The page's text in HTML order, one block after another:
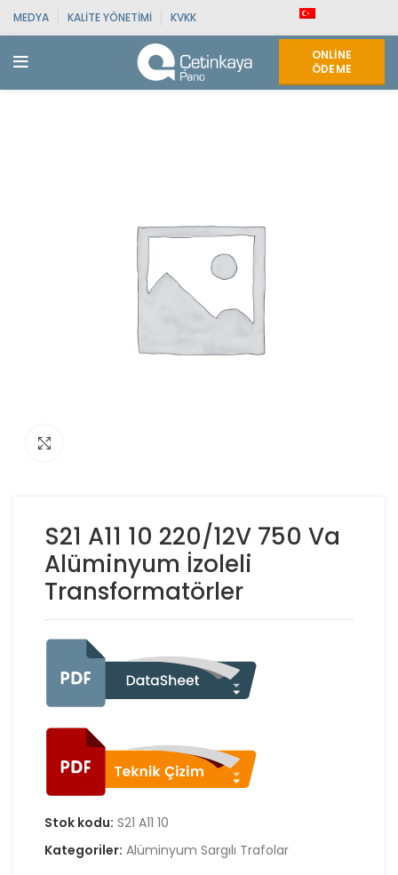
MEDYA KALITE YÖNETIMI KVKK
ONLINE
ÖDEME
S21 A11 10 220/12V 750 Va
Alüminyum İzoleli
Transformatörler
Stok kodu: S21 A11 10
Kategoriler: Alüminyum Sargılı Trafolar